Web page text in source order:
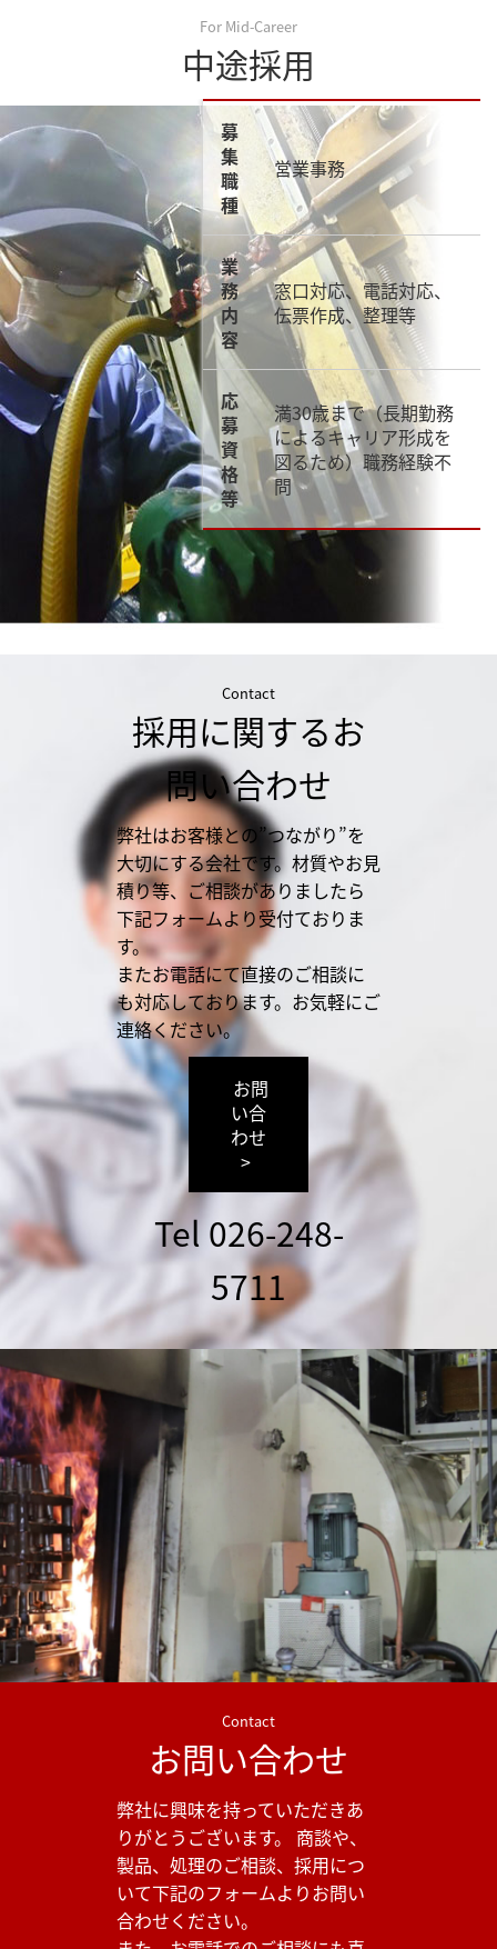
For Mid-Career
中途採用
募
集
職
種
営業事務
業
務
内
容
窓口対応、電話対応、
伝票作成、整理等
応
募
資
格
等
満30歳まで（長期勤務
によるキャリア形成を
図るため）職務経験不
問
Contact
採用に関するお
問い合わせ
弊社はお客様との”つながり”を
大切にする会社です。材質やお見
積り等、ご相談がありましたら
下記フォームより受付ておりま
す。
またお電話にて直接のご相談に
も対応しております。お気軽にご
連絡ください。
お問
い合
わせ
>
Tel 026-248-
5711
Contact
お問い合わせ
弊社に興味を持っていただきあ
りがとうございます。 商談や、
製品、処理のご相談、採用につ
いて下記のフォームよりお問い
合わせください。